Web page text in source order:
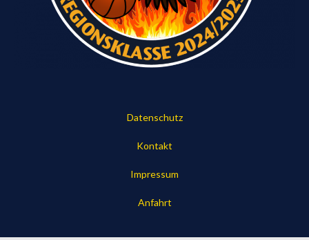
Datenschutz
Kontakt
Impressum
Anfahrt